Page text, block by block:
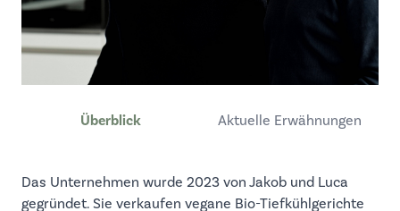
Überblick Aktuelle Erwähnungen
Das Unternehmen wurde 2023 von Jakob und Luca
gegründet. Sie verkaufen vegane Bio-Tiefkühlgerichte